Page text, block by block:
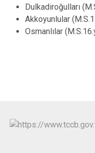
Dulkadiroğulları
Akkoyunlular
Osmanlılar